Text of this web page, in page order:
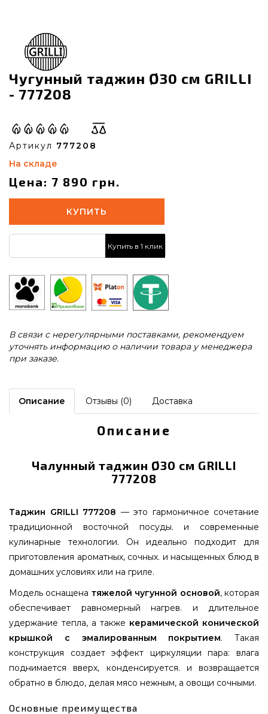
Чугунный таджин Ø30 см GRILLI
- 777208
Артикул 777208
На складе
Цена: 7 890 грн.
КУПИТЬ
Купить в 1 клик
В связи с нерегулярными поставками, рекомендуем
уточнять информацию о наличии товара у менеджера
при заказе.
Описание Отзывы (0) Доставка
Описание
Чалунный таджин Ø30 см GRILLI
777208
Таджин GRILLI 777208 — это гармоничное сочетание
традиционной восточной посуды. и современные
кулинарные технологии. Он идеально подходит для
приготовления ароматных, сочных. и насыщенных блюд в
домашних условиях или на гриле.
Модель оснащена тяжелой чугунной основой, которая
обеспечивает равномерный нагрев. и длительное
удержание тепла, а также керамической конической
крышкой с эмалированным покрытием. Такая
конструкция создает эффект циркуляции пара: влага
поднимается вверх, конденсируется. и возвращается
обратно в блюдо, делая мясо нежным, а овощи сочными.
Основные преимущества